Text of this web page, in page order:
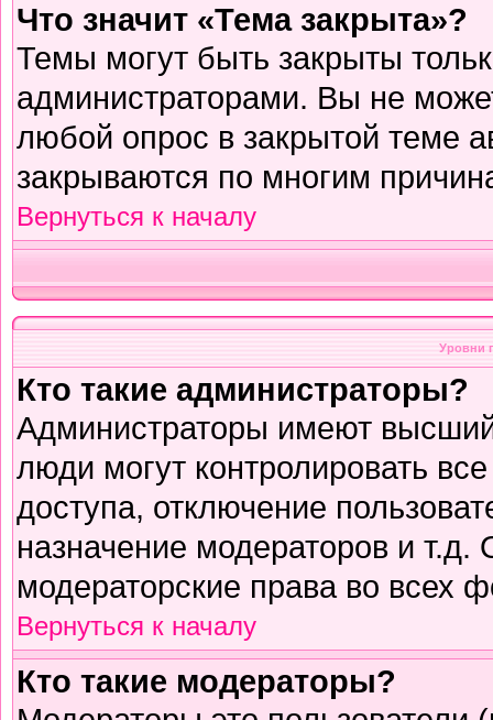
Что значит «Тема закрыта»?
Темы могут быть закрыты
администраторами. Вы не
любой опрос в закрытой теме
закрываются по многим
Вернуться к началу
Уровни
Кто такие администраторы?
Администраторы имеют
люди могут контролировать
доступа, отключение
назначение модераторов и
модераторские права во всех
Вернуться к началу
Кто такие модераторы?